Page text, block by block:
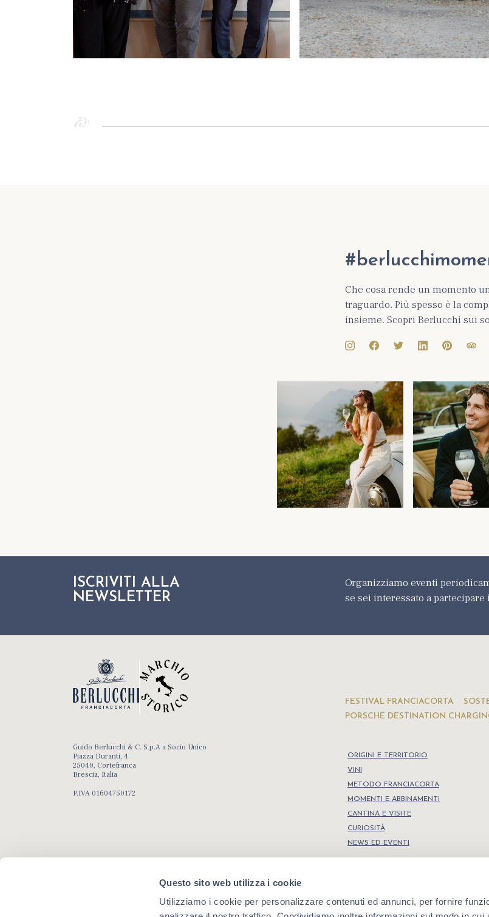
Questo sito web utilizza i cookie
Utilizziamo i cookie per personalizzare contenuti ed annunci, per fornire
Che cosa rende un momento
traguardo. Più spesso è la
insieme. Scopri Berlucchi sui
ISCRIVITI ALLA
NEWSLETTER
Organizziamo eventi
se sei interessato a
Guido Berlucchi & C. S.p.A a Socio Unico
Piazza Duranti, 4
25040, Cortefranca
Brescia, Italia
P.IVA 01604750172
FESTIVAL FRANCIACORTA
PORSCHE DESTINATION
ORIGINI E TERRITORIO
VINI
METODO FRANCIACORTA
MOMENTI E ABBINAMENTI
CANTINA E VISITE
CURIOSITÀ
NEWS ED EVENTI